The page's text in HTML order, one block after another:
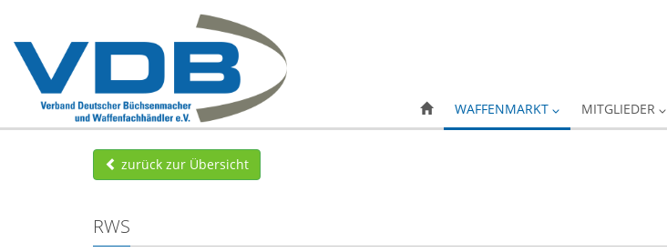
WAFFENMARKT MITGLIEDER
zurück zur Übersicht
RWS